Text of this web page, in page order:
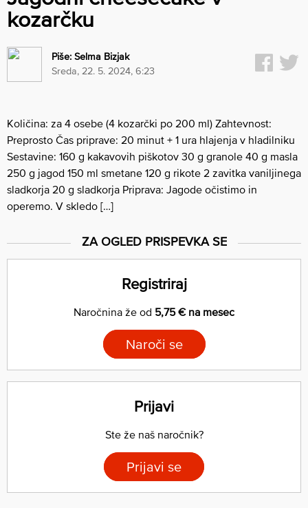
kozarčku
Piše:Selma Bizjak
sreda, 22. 5. 2024, 6:23
Količina: za 4 osebe (4 kozarčki po 200 ml) Zahtevnost:
Preprosto Čas priprave: 20 minut + 1 ura hlajenja v hladilniku
Sestavine: 160 g kakavovih piškotov 30 g granole 40 g masla
250 g jagod 150 ml smetane 120 g rikote 2 zavitka vaniljinega
sladkorja 20 g sladkorja Priprava: Jagode očistimo in
operemo. V skledo […]
ZA OGLED PRISPEVKA SE
Registriraj
Naročnina že od 5,75 € na mesec
Naroči se
Prijavi
Ste že naš naročnik?
Prijavi se